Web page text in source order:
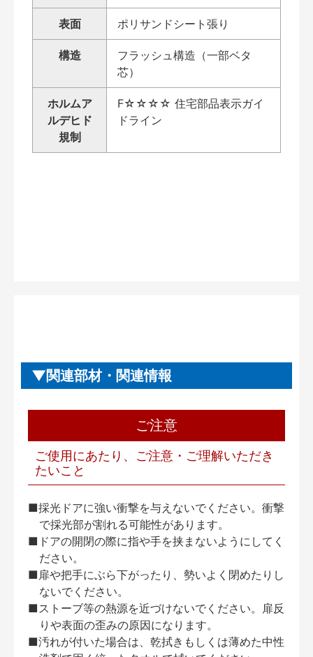
表面 ポリサンドシート張り
構造
フラッシュ構造（一部ベタ
芯）
ホルムア
ルデヒド
規制
F☆☆☆☆ 住宅部品表示ガイ
ドライン
関連部材・関連情報
ご注意
ご使用にあたり、ご注意・ご理解いただき
たいこと
■採光ドアに強い衝撃を与えないでください。衝撃
で採光部が割れる可能性があります。
■ドアの開閉の際に指や手を挟まないようにしてく
ださい。
■扉や把手にぶら下がったり、勢いよく閉めたりし
ないでください。
■ストーブ等の熱源を近づけないでください。扉反
りや表面の歪みの原因になります。
■汚れが付いた場合は、乾拭きもしくは薄めた中性